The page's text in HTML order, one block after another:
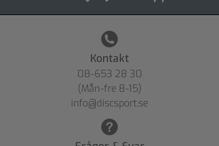
Kontakt
08-653 28 30
(Mån-fre 8-15)
info@discsport.se